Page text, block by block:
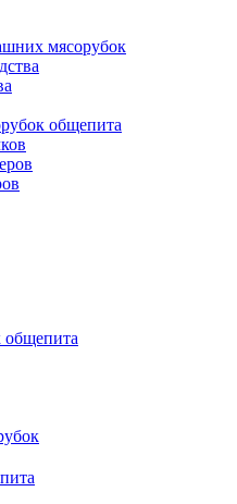
мясорубок
общепита
общепита